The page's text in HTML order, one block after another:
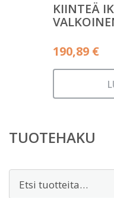
KIINTEÄ
190,89 €
TUOTEHAKU